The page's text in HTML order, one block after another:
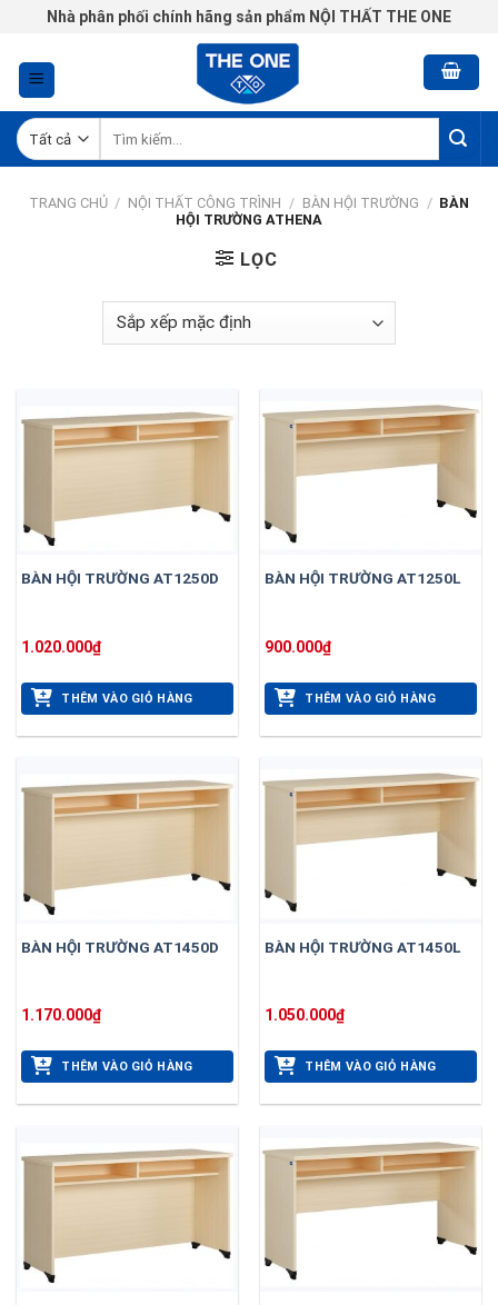
Chuyển
nội
dung
Nhà phân phối chính hãng sản phẩm NỘI THẤT THE ONE
kiếm:
TRANG CHỦ / NỘI THẤT CÔNG TRÌNH / BÀN HỘI TRƯỜNG / BÀN
HỘI TRƯỜNG ATHENA
LỌC
BÀN HỘI TRƯỜNG AT1250D
1.020.000₫
THÊM VÀO GIỎ HÀNG
BÀN HỘI TRƯỜNG AT1250L
900.000₫
THÊM VÀO GIỎ HÀNG
BÀN HỘI TRƯỜNG AT1450D
1.170.000₫
THÊM VÀO GIỎ HÀNG
BÀN HỘI TRƯỜNG AT1450L
1.050.000₫
THÊM VÀO GIỎ HÀNG